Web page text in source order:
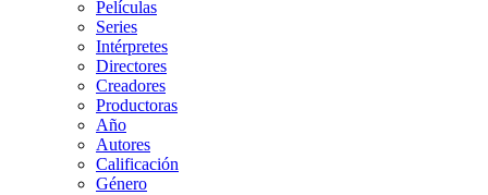
Películas
Series
Intérpretes
Directores
Creadores
Productoras
Año
Autores
Calificación
Género